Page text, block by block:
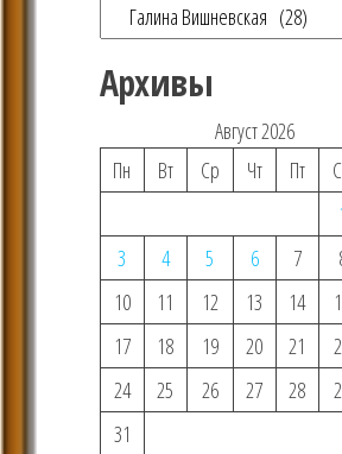
Архивы
Август 2026
Пн
Вт Ср Чт Пт
3
4 5 6 7
10
11 12 13 14
17
18 19 20 21
24
25 26 27 28
31